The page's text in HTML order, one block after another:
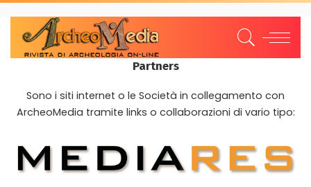
Partners
Sono i siti internet o le Società in collegamento con
ArcheoMedia tramite links o collaborazioni di vario tipo: